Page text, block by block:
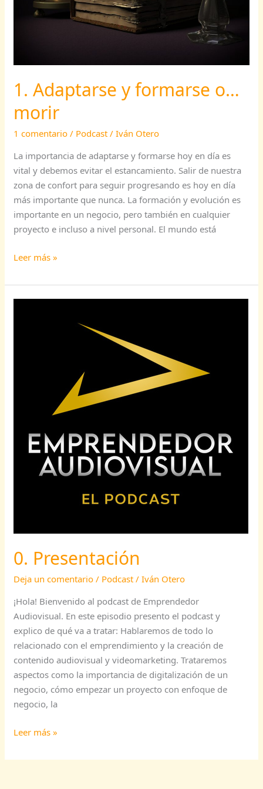
1. Adaptarse y formarse o…
morir
1 comentario / Podcast /Iván Otero
La importancia de adaptarse y formarse hoy en día es
vital y debemos evitar el estancamiento. Salir de nuestra
zona de confort para seguir progresando es hoy en día
más importante que nunca. La formación y evolución es
importante en un negocio, pero también en cualquier
proyecto e incluso a nivel personal. El mundo está
Leer más »
0. Presentación
Deja un comentario / Podcast /Iván Otero
¡Hola! Bienvenido al podcast de Emprendedor
Audiovisual. En este episodio presento el podcast y
explico de qué va a tratar: Hablaremos de todo lo
relacionado con el emprendimiento y la creación de
contenido audiovisual y videomarketing. Trataremos
aspectos como la importancia de digitalización de un
negocio, cómo empezar un proyecto con enfoque de
negocio, la
Leer más »